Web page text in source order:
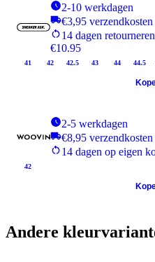
2-10 werkdagen
€3,95 verzendkosten
14 dagen
€10.95
41 42 42.5 43 44 44.5
2-5 werkdagen
€8,95 verzendkosten
14 dagen op eigen
42
Andere